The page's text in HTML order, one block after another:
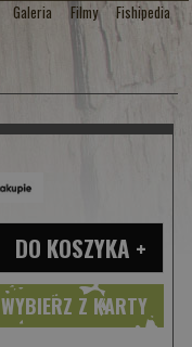
Galeria Filmy
Fishipedia
WYBIERZ Z KARTY